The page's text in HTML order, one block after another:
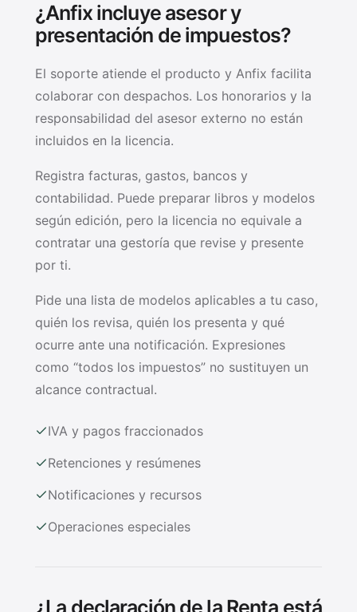
¿Anfix incluye asesor y
presentación de impuestos?
El soporte atiende el producto y Anfix facilita
colaborar con despachos. Los honorarios y la
responsabilidad del asesor externo no están
incluidos en la licencia.
Registra facturas, gastos, bancos y
contabilidad. Puede preparar libros y modelos
según edición, pero la licencia no equivale a
contratar una gestoría que revise y presente
por ti.
Pide una lista de modelos aplicables a tu caso,
quién los revisa, quién los presenta y qué
ocurre ante una notificación. Expresiones
como “todos los impuestos” no sustituyen un
alcance contractual.
IVA y pagos fraccionados
Retenciones y resúmenes
Notificaciones y recursos
Operaciones especiales
¿La declaración de la Renta está